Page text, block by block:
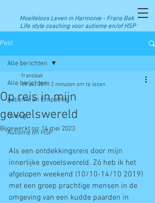
Moeiteloos Leven in Harmonie -Frans Bak
Life style coaching voor autisme en/of HSP
Post
Alle berichten
Autisme en Empathie
Overig
Autisme en HSP
Alle berichten
Op reis in mijn
gevoelswereld
fransbak
19 okt 2019 2 minuten om te lezen
Bijgewerkt op: 14 mei 2023
Als een ontdekkingsreis door mijn
innerlijke gevoelswereld. Zó heb ik het
afgelopen weekend (10/10-14/10 2019)
met een groep prachtige mensen in de
omgeving van een kudde paarden in